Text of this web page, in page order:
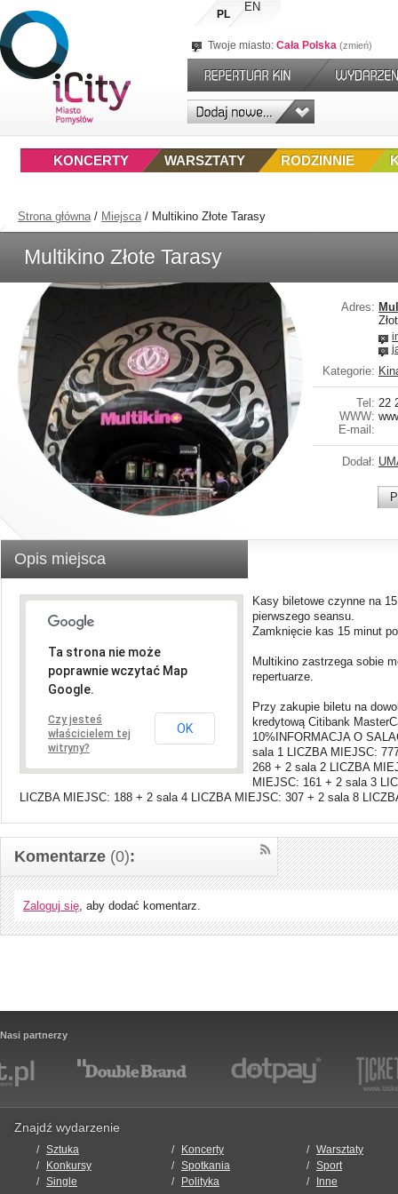
PL
EN
Twoje miasto: Cała Polska zmień
RODZINNIE
WARSZTATY
KONCERTY
Strona główna/ Miejsca/ Multikino Złote Tarasy
Multikino Złote Tarasy
Adres:
Kategorie:
Tel: 22
WWW:
E-mail:
Dodał:
Opis miejsca
Ta strona nie może
poprawnie wczytać Map
Google.
Czy jesteś
właścicielem tej
witryny?
OK
Kasy biletowe czynne na
pierwszego seansu.
Zamknięcie kas 15 minut
Multikino zastrzega sobie
repertuarze.
Przy zakupie biletu na
kredytową Citibank
10%INFORMACJA O
sala 1 LICZBA MIEJSC:
268 + 2 sala 2 LICZBA
MIEJSC: 161 + 2 sala 3
LICZBA MIEJSC: 188 + 2 sala 4 LICZBA MIEJSC: 307 + 2 sala 8
Komentarze (0):
Zaloguj się, aby dodać komentarz.
Nasi partnerzy
Znajdź wydarzenie
Sztuka Koncerty
Warsztaty
Konkursy
Spotkania
Sport
Single
Polityka Inne